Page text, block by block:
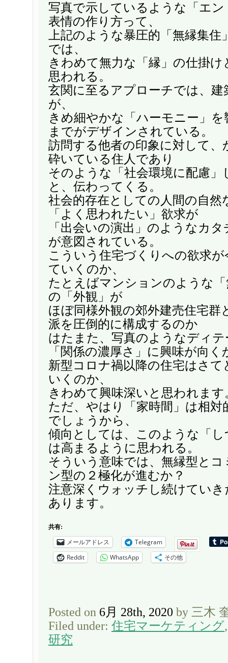
写真で示しているような「エ
表情の作り方って、
上記のような暴圧的「無縁集住
では、
きわめて無力な「縁」の仕掛
思われる。
玄関に至るアプローチでは、建
が、
きめ細やかな「ハーモニー」
までがデザインされている。
訪問する他者の印象に対して
砕いている住人であり
そのような「社会環境に配慮」
と、伝わってくる。
社会的存在としての人間の自然
「よく思われたい」欲求が
「出会いの演出」のようなカ
が意図されている。
こういう住宅づくりへの欲求
ていくのか、
たとえばマンションのような
の「外観」が
ほぼ同様外観の郊外建売住宅群
派を圧倒的に構成するのか
はたまた、写真のようなディ
「関係の濃厚さ」に興味が向く
新型コロナ禍以降の住宅はさ
いくのか、
きわめて興味深いと思われます
ただ、やはり「家時間」は相対
でしょうから、
傾向としては、このような「
は高まるように思われる。
そういう意味では、無縁型と
ン型の２極化が進むか？
注意深くウォッチし続けてい
あります。
共有:
メールアドレス
Telegram
Reddit
WhatsApp その他
Posted on 6月 28th, 2020 by 三木
Filed under: 住宅マーケティング
研究